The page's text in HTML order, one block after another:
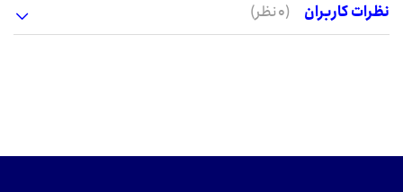
نظرات کاربران (0 نظر)